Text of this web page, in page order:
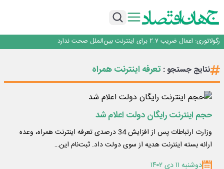
یک اشتباه کلاد، تمام اطلاعات کاربر را به باد داد
رگولاتوری: اعمال ضریب ۲.۷ برای اینترنت بین‌الملل صحت ندارد
با تقاضای برق ناپایدار هوش مصنوعی خودزنی می‌کند
یک اشتباه کلاد، تمام اطلاعات کاربر را به باد داد
نتایج جستجو : تعرفه اینترنت همراه
حجم اینترنت رایگان دولت اعلام شد
وزارت ارتباطات پس از افزایش 34 درصدی تعرفه اینترنت همراه، وعده
ارائه بسته اینترنت هدیه از سوی دولت داد. ثبت‌نام این…
دوشنبه ۱۱ دی ۱۴۰۲